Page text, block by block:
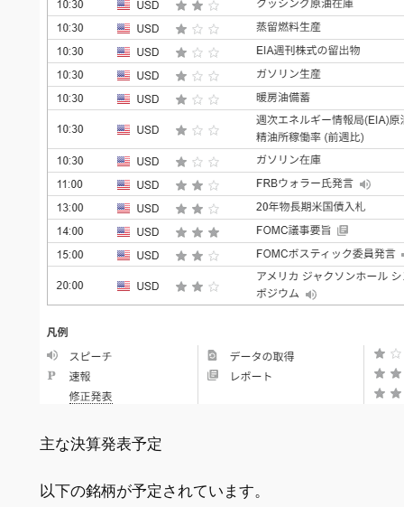
主な決算発表予定
以下の銘柄が予定されています。